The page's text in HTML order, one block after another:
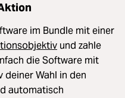
im Bundle mit einer
und zahle
die Software mit
deiner Wahl in den
automatisch